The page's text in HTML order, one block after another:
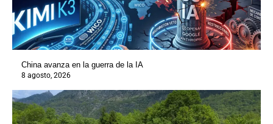
China avanza en la guerra de la IA
8 agosto, 2026